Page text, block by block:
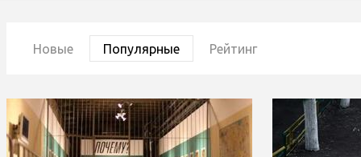
Новые Популярные Рейтинг